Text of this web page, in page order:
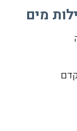
מים